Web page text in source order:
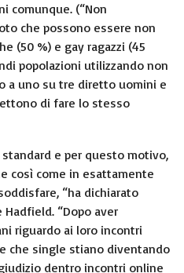
comunque. (“Non
che possono essere non
(50 %) e gay ragazzi (45
popolazioni utilizzando non
a uno su tre diretto uomini e
di fare lo stesso
e per questo motivo,
così come in esattamente
“ha dichiarato
“Dopo aver
riguardo ai loro incontri
che single stiano diventando
dentro incontri online